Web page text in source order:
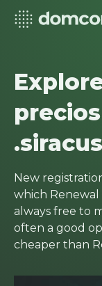
New
which Renewal
always free to
often a good
cheaper than